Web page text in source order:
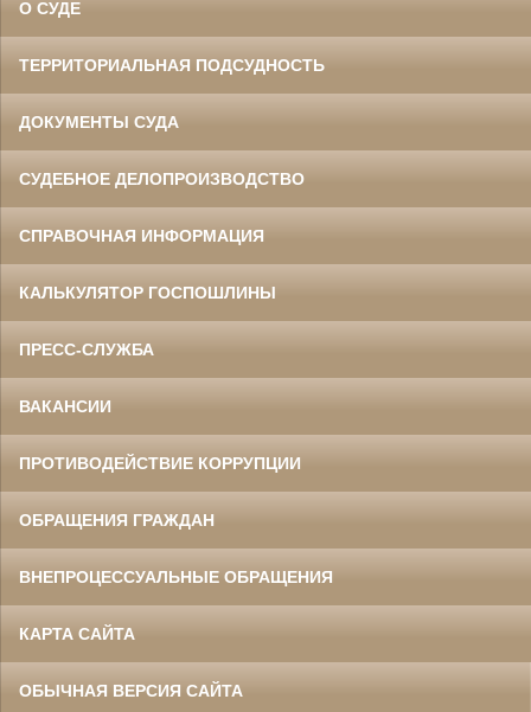
О СУДЕ
ТЕРРИТОРИАЛЬНАЯ ПОДСУДНОСТЬ
ДОКУМЕНТЫ СУДА
СУДЕБНОЕ ДЕЛОПРОИЗВОДСТВО
СПРАВОЧНАЯ ИНФОРМАЦИЯ
КАЛЬКУЛЯТОР ГОСПОШЛИНЫ
ПРЕСС-СЛУЖБА
ВАКАНСИИ
ПРОТИВОДЕЙСТВИЕ КОРРУПЦИИ
ОБРАЩЕНИЯ ГРАЖДАН
ВНЕПРОЦЕССУАЛЬНЫЕ ОБРАЩЕНИЯ
КАРТА САЙТА
ОБЫЧНАЯ ВЕРСИЯ САЙТА